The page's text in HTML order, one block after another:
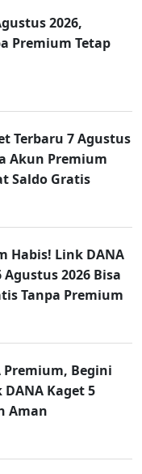
2026,
Premium Tetap
Terbaru 7 Agustus
Akun Premium
Saldo Gratis
Habis! Link DANA
2026 Bisa
Tanpa Premium
Premium, Begini
Kaget 5
Aman